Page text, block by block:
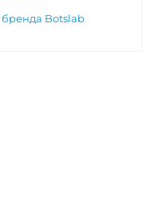
Botslab